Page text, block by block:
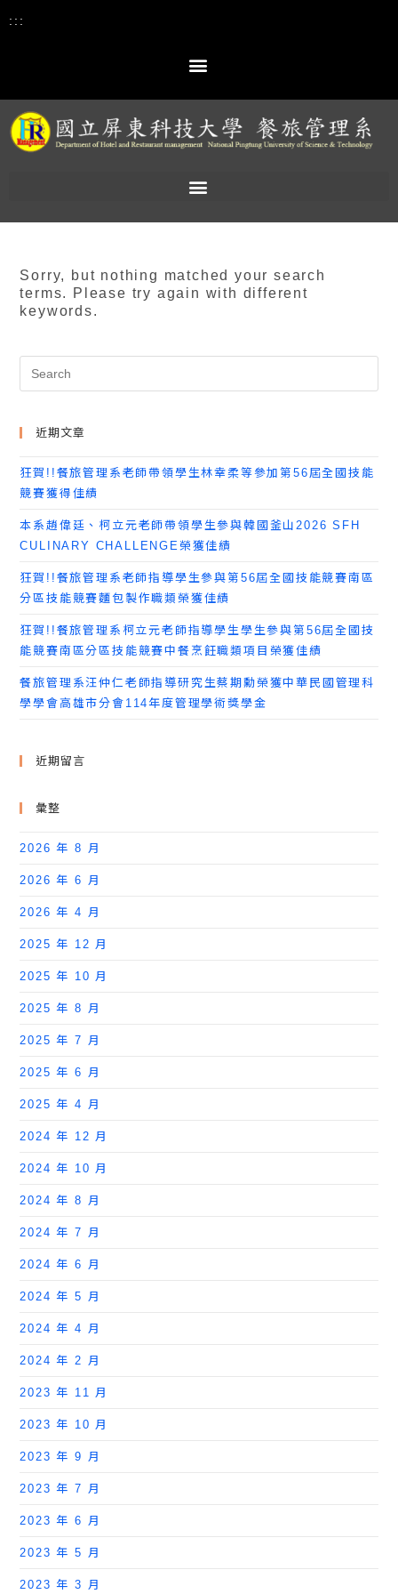
:::
Sorry, but nothing matched your search
terms. Please try again with different
keywords.
近期文章
狂賀!!餐旅管理系老師帶領學生林幸柔等參加第56屆全國技能
競賽獲得佳績
本系趙偉廷、柯立元老師帶領學生參與韓國釜山2026 SFH
CULINARY CHALLENGE榮獲佳績
狂賀!!餐旅管理系老師指導學生參與第56屆全國技能競賽南區
分區技能競賽麵包製作職類榮獲佳績
狂賀!!餐旅管理系柯立元老師指導學生學生參與第56屆全國技
能競賽南區分區技能競賽中餐烹飪職類項目榮獲佳績
餐旅管理系汪仲仁老師指導研究生蔡期勳榮獲中華民國管理科
學學會高雄市分會114年度管理學術獎學金
近期留言
彙整
2026 年 8 月
2026 年 6 月
2026 年 4 月
2025 年 12 月
2025 年 10 月
2025 年 8 月
2025 年 7 月
2025 年 6 月
2025 年 4 月
2024 年 12 月
2024 年 10 月
2024 年 8 月
2024 年 7 月
2024 年 6 月
2024 年 5 月
2024 年 4 月
2024 年 2 月
2023 年 11 月
2023 年 10 月
2023 年 9 月
2023 年 7 月
2023 年 6 月
2023 年 5 月
2023 年 3 月